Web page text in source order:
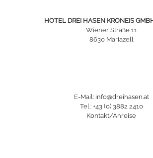
HOTEL DREI HASEN KRONEIS
Wiener Straße 11
8630 Mariazell
E-Mail: info@dreihasen.at
Tel.: +43 (0) 3882 2410
Kontakt/Anreise